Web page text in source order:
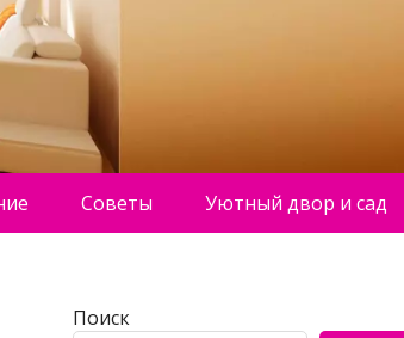
Советы Уютный двор и сад
Поиск